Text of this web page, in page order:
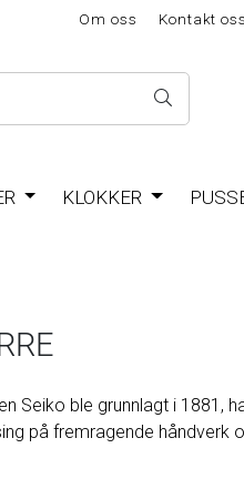
Om oss Kontakt oss
KLOKKER
Seiko ble grunnlagt i
på fremragende håndverk